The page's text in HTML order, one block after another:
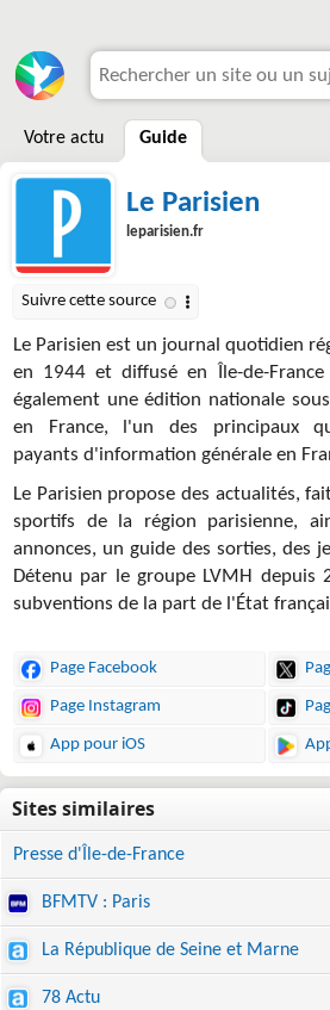
Votre actu Guide
Le Parisien
leparisien.fr
Le Parisien est un journal quotidien
en 1944 et diffusé en Île-de-
également une édition nationale
en France, l'un des principaux
payants d'information générale en
Le Parisien propose des actualités,
sportifs de la région parisienne,
annonces, un guide des sorties, des
Détenu par le groupe LVMH depuis
subventions de la part de l'État
Page Facebook
Page Instagram
App pour iOS
Presse d'Île-de-France
BFMTV : Paris
La République de Seine et Marne
78 Actu